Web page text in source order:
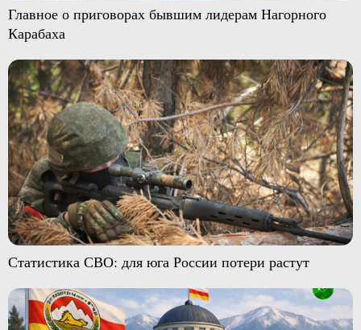
Главное о приговорах бывшим лидерам Нагорного
Карабаха
Статистика СВО: для юга России потери растут